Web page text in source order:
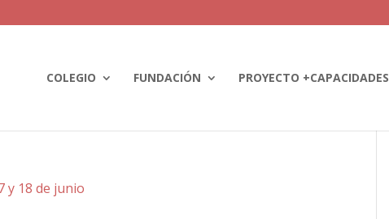
COLEGIO FUNDACIÓN PROYECTO +CAPACIDADES